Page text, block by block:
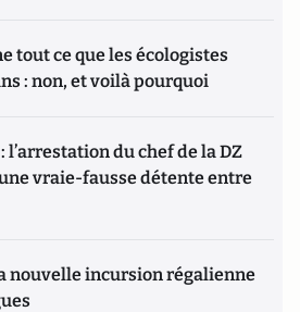
tout ce que les écologistes
: non, et voilà pourquoi
du chef de la DZ
vraie-fausse détente entre
nouvelle incursion régalienne